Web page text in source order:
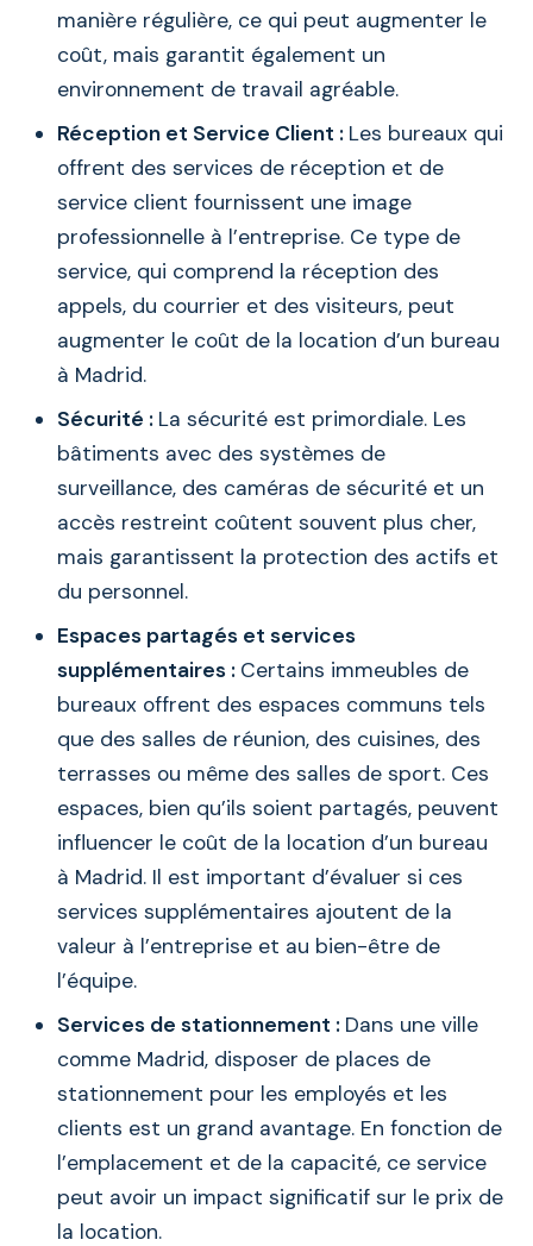
manière régulière, ce qui peut augmenter le
coût, mais garantit également un
environnement de travail agréable.
Réception et Service Client : Les bureaux qui
offrent des services de réception et de
service client fournissent une image
professionnelle à l’entreprise. Ce type de
service, qui comprend la réception des
appels, du courrier et des visiteurs, peut
augmenter le coût de la location d’un bureau
à Madrid.
Sécurité : La sécurité est primordiale. Les
bâtiments avec des systèmes de
surveillance, des caméras de sécurité et un
accès restreint coûtent souvent plus cher,
mais garantissent la protection des actifs et
du personnel.
Espaces partagés et services
supplémentaires : Certains immeubles de
bureaux offrent des espaces communs tels
que des salles de réunion, des cuisines, des
terrasses ou même des salles de sport. Ces
espaces, bien qu’ils soient partagés, peuvent
influencer le coût de la location d’un bureau
à Madrid. Il est important d’évaluer si ces
services supplémentaires ajoutent de la
valeur à l’entreprise et au bien-être de
l’équipe.
Services de stationnement : Dans une ville
comme Madrid, disposer de places de
stationnement pour les employés et les
clients est un grand avantage. En fonction de
l’emplacement et de la capacité, ce service
peut avoir un impact significatif sur le prix de
la location.